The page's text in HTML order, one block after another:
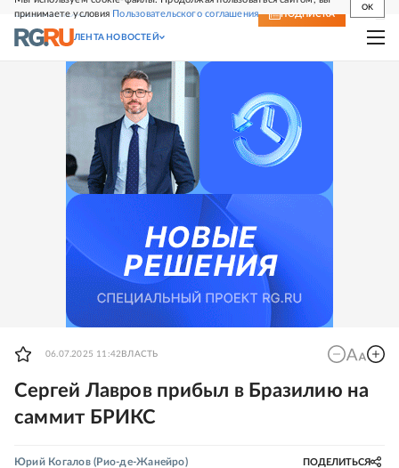
принимаете условия Пользовательского соглашения
OK
СВЕЖИЙ НОМЕР ПОДПИСКА
ЛЕНТА НОВОСТЕЙ
06.07.2025 11:42 ВЛАСТЬ
Сергей Лавров прибыл в Бразилию на
саммит БРИКС
Юрий Когалов(Рио-де-Жанейро) ПОДЕЛИТЬСЯ